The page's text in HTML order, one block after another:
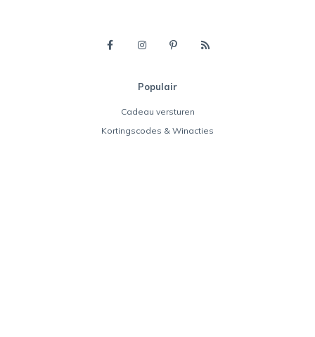
Populair
Cadeau versturen
Kortingscodes & Winacties